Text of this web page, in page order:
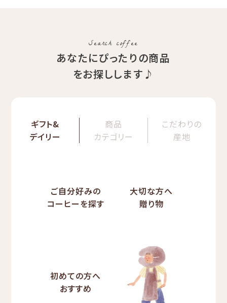
Search coffee
あなたにぴったりの商品
をお探しします♪
ギフト&
デイリー
商品
カテゴリー
こだわりの
産地
ご自分好みの
コーヒーを探す
大切な方へ
贈り物
初めての方へ
おすすめ